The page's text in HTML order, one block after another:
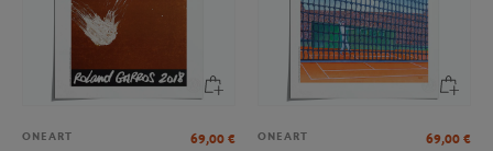
ONEART 69,00 €
ONEART 69,00 €